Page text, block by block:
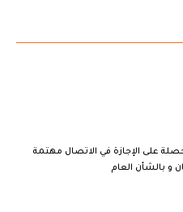
على الإجازة في الاتصال مهتمة
و بالشأن العام